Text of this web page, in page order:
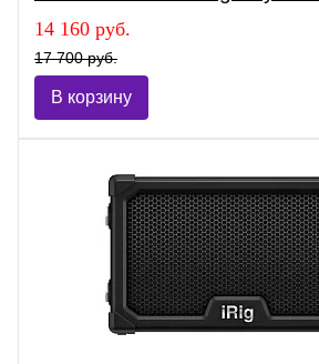
14 160 руб.
17 700 руб.
В корзину